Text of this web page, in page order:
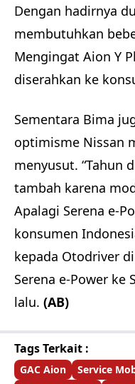
Dengan hadirnya
membutuhkan
Mengingat Aion Y
diserahkan ke
Sementara Bima
optimisme Nissan
menyusut. “Tahun
tambah karena
Apalagi Serena e-
konsumen
kepada Otodriver
Serena e-Power ke
lalu. (AB)
Tags Terkait :
GAC Aion
Service